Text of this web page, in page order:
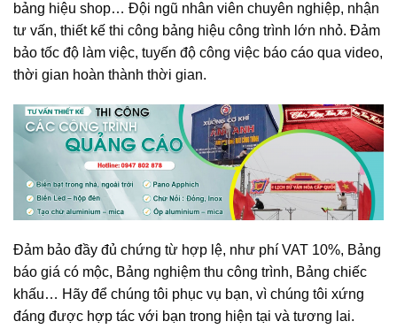
bảng hiệu shop… Đội ngũ nhân viên chuyên nghiệp, nhận
tư vấn, thiết kế thi công bảng hiệu công trình lớn nhỏ. Đảm
bảo tốc độ làm việc, tuyến độ công việc báo cáo qua video,
thời gian hoàn thành thời gian.
Đảm bảo đầy đủ chứng từ hợp lệ, như phí VAT 10%, Bảng
báo giá có mộc, Bảng nghiệm thu công trình, Bảng chiếc
khấu… Hãy để chúng tôi phục vụ bạn, vì chúng tôi xứng
đáng được hợp tác với bạn trong hiện tại và tương lai.